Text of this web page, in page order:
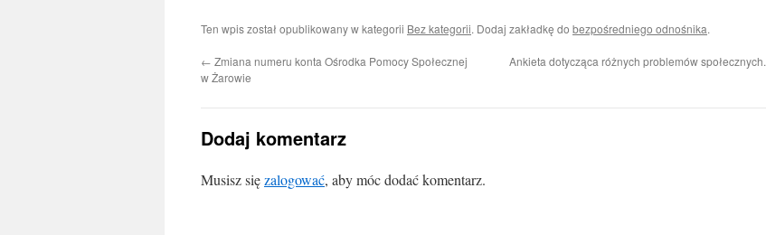
Ten wpis został opublikowany w kategorii Bez kategorii. Dodaj zakładkę do bezpośredniego odnośnika.
← Zmiana numeru konta Ośrodka Pomocy Społecznej
w Żarowie
Ankieta dotycząca różnych problemów społecznych.
Dodaj komentarz
Musisz sięzalogować, aby móc dodać komentarz.